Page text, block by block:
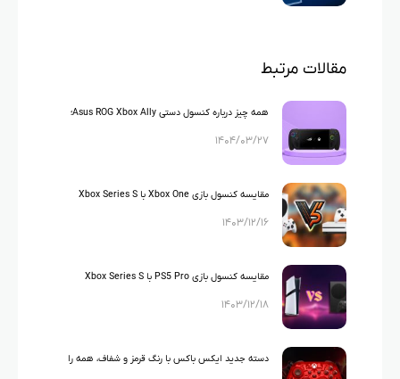
مقالات مرتبط
همه چیز درباره کنسول دستی Asus ROG Xbox Ally؛
تاریخ عرضه و قیمت احتمالی فاش شد!
۱۴۰۴/۰۳/۲۷
مقایسه کنسول بازی Xbox One با Xbox Series S
۱۴۰۳/۱۲/۱۶
مقایسه کنسول بازی PS5 Pro با Xbox Series S
۱۴۰۳/۱۲/۱۸
دسته جدید ایکس باکس با رنگ قرمز و شفاف، همه را